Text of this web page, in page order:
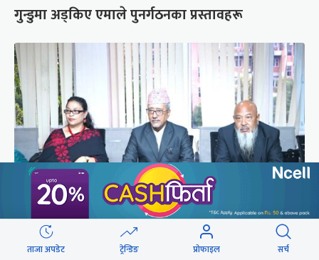
गुन्डुमा अड्किए एमाले पुनर्गठनका प्रस्तावहरू
प्रज्ञाका तीन कुलपतिको शपथ (तस्वीरहरू)
ताजा अपडेट ट्रेन्डिङ प्रोफाइल सर्च